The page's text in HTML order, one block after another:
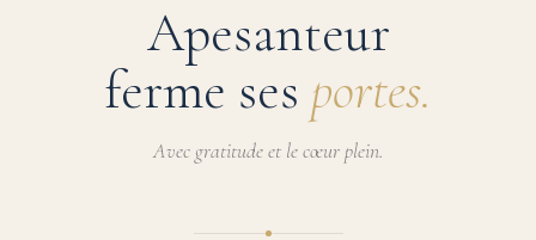
Apesanteur
ferme ses portes.
Avec gratitude et le cœur plein.